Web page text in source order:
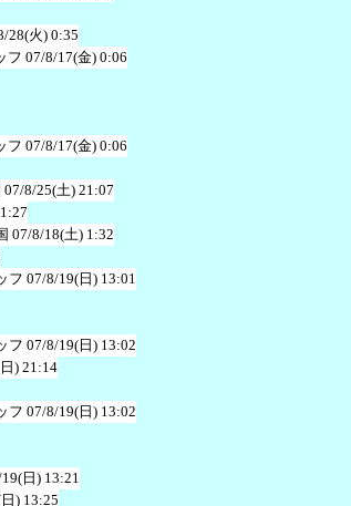
28(火) 0:35
フ 07/8/17(金) 0:06
フ 07/8/17(金) 0:06
07/8/25(土) 21:07
07/8/18(土) 1:32
フ 07/8/19(日) 13:01
フ 07/8/19(日) 13:02
) 21:14
フ 07/8/19(日) 13:02
日) 13:21
) 13:25